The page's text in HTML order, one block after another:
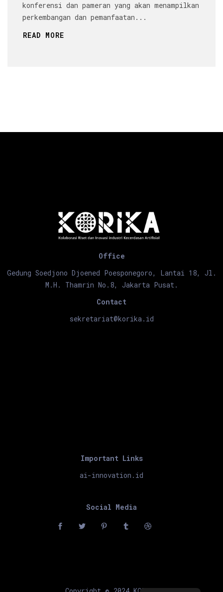
konferensi dan pameran yang akan menampilkan
perkembangan dan pemanfaatan...
READ MORE
Office
Gedung Soedjono Djoened Poesponegoro, Lantai 18, Jl.
M.H. Thamrin No.8, Jakarta Pusat.
Contact
sekretariat@korika.id
Important Links
ai-innovation.id
Social Media